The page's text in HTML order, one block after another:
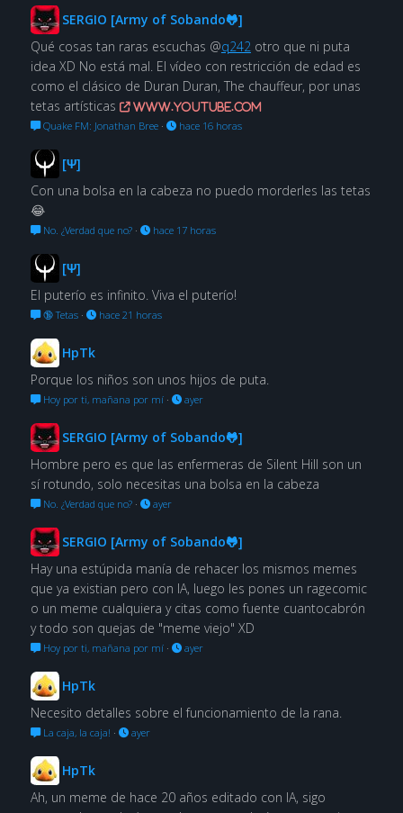
SERGIO [Army of Sobando🐸]
Qué cosas tan raras escuchas @q242 otro que ni puta
idea XD No está mal. El vídeo con restricción de edad es
como el clásico de Duran Duran, The chauffeur, por unas
tetas artísticas
www.youtube.com
Quake FM: Jonathan Bree· hace 16 horas
[Ψ]
Con una bolsa en la cabeza no puedo morderles las tetas
😂
No. ¿Verdad que no?· hace 17 horas
[Ψ]
El puterío es infinito. Viva el puterío!
🔞 Tetas· hace 21 horas
HpTk
Porque los niños son unos hijos de puta.
Hoy por ti, mañana por mí· ayer
SERGIO [Army of Sobando🐸]
Hombre pero es que las enfermeras de Silent Hill son un
sí rotundo, solo necesitas una bolsa en la cabeza
No. ¿Verdad que no?· ayer
SERGIO [Army of Sobando🐸]
Hay una estúpida manía de rehacer los mismos memes
que ya existian pero con IA, luego les pones un ragecomic
o un meme cualquiera y citas como fuente cuantocabrón
y todo son quejas de "meme viejo" XD
Hoy por ti, mañana por mí· ayer
HpTk
Necesito detalles sobre el funcionamiento de la rana.
La caja, la caja! · ayer
HpTk
Ah, un meme de hace 20 años editado con IA, sigo